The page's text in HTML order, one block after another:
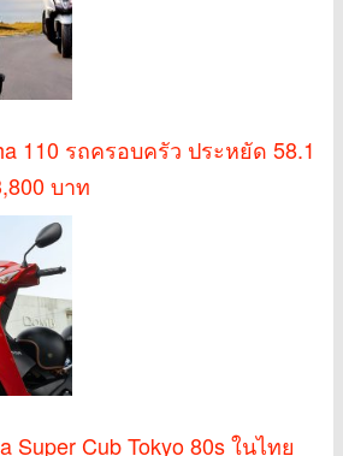
110 รถครอบครัว ประหยัด 58.1
บาท
Super Cub Tokyo 80s ในไทย